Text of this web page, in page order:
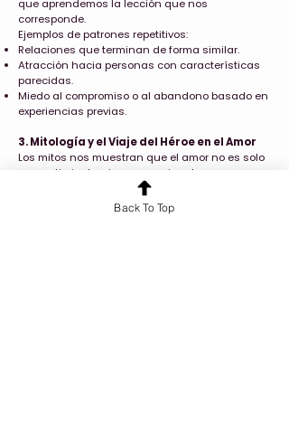
que aprendemos la lección que nos
corresponde.
Ejemplos de patrones repetitivos:
Relaciones que terminan de forma similar.
Atracción hacia personas con características
parecidas.
Miedo al compromiso o al abandono basado en
experiencias previas.
3. Mitología y el Viaje del Héroe en el Amor
Los mitos nos muestran que el amor no es solo
un sentimiento, sino un camino de
transformación personal. Un ejemplo claro es el
Hades y Perséfone, que simboliza
cómo algunos amores nos llevan a la
Back To Top